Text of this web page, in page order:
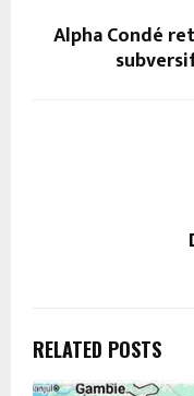
Alpha Condé
RELATED POSTS